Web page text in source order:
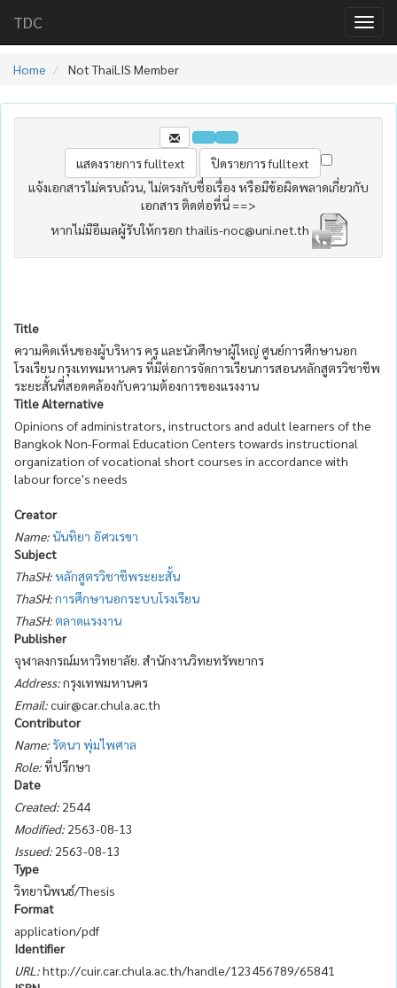
TDC
Home Not ThaiLIS Member
แจ้งเอกสารไม่ครบถ้วน, ไม่ตรงกับชื่อเรื่อง หรือมีข้อผิดพลาดเกี่ยวกับ
เอกสาร ติดต่อที่นี่ ==>
หากไม่มีอีเมลผู้รับให้กรอก thailis-noc@uni.net.th
Title
ความคิดเห็นของผู้บริหาร ครู และนักศึกษาผู้ใหญ่ ศูนย์การศึกษานอก
โรงเรียน กรุงเทพมหานคร ที่มีต่อการจัดการเรียนการสอนหลักสูตรวิชาชีพ
ระยะสั้นที่สอดคล้องกับความต้องการของแรงงาน
Title Alternative
Opinions of administrators, instructors and adult learners of the
Bangkok Non-Formal Education Centers towards instructional
organization of vocational short courses in accordance with
labour force's needs
Creator
Name:นันทิยา อัศวเรขา
Subject
ThaSH:หลักสูตรวิชาชีพระยะสั้น
ThaSH:การศึกษานอกระบบโรงเรียน
ThaSH:ตลาดแรงงาน
Publisher
จุฬาลงกรณ์มหาวิทยาลัย. สำนักงานวิทยทรัพยากร
Address:กรุงเทพมหานคร
Email:cuir@car.chula.ac.th
Contributor
Name: รัตนา พุ่มไพศาล
Role:ที่ปรึกษา
Date
Created: 2544
Modified: 2563-08-13
Issued: 2563-08-13
Type
วิทยานิพนธ์/Thesis
Format
application/pdf
Identifier
URL:http://cuir.car.chula.ac.th/handle/123456789/65841